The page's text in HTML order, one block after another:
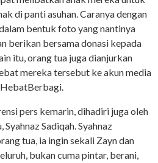
di panti asuhan. Caranya dengan
bentuk foto yang nantinya
berikan bersama donasi kepada
itu, orang tua juga dianjurkan
mereka tersebut ke akun media
pers kemarin, dihadiri juga oleh
Sadiqah. Syahnaz
tua, ia ingin sekali Zayn dan
bukan cuma pintar, berani,